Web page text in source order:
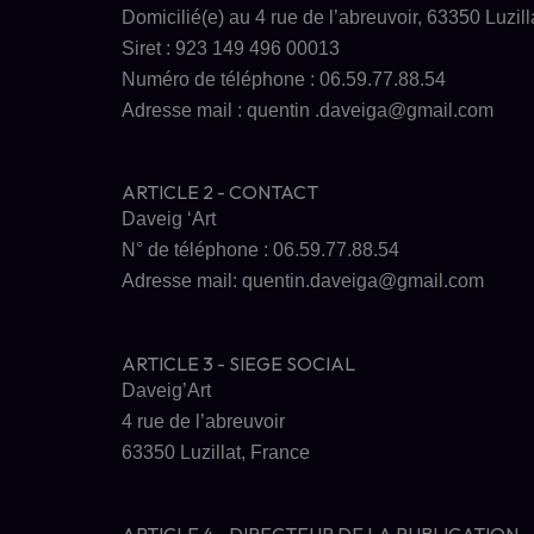
Domicilié(e) au 4 rue de l’abreuvoir, 63350
Siret : 923 149 496 00013
Numéro de téléphone : 06.59.77.88.54
Adresse mail : quentin .daveiga@gmail.com
ARTICLE 2 - CONTACT
Daveig ‘Art
N° de téléphone : 06.59.77.88.54
Adresse mail: quentin.daveiga@gmail.com
ARTICLE 3 - SIEGE SOCIAL
Daveig’Art
4 rue de l’abreuvoir
63350 Luzillat, France